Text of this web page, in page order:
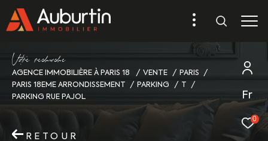
Fr
0
Vore recece
AGENCE IMMOBILIÈRE À PARIS 18 VENTE
PARIS
PARIS 18EME ARRONDISSEMENT
PARKING
T
PARKING RUE PAJOL
RETOUR